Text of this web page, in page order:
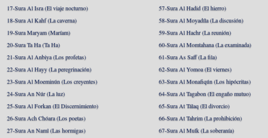
17-Sura Al Isra (El viaje nocturno)
18-Sura Al Kahf (La caverna)
19-Sura Maryam (Maríam)
20-Sura Ta Ha (Ta Ha)
21-Sura Al Anbiya (Los profetas)
22-Sura Al Hayy (La peregrinación)
23-Sura Al Moeminún (Los creyentes)
24-Sura An Núr (La luz)
25-Sura Al Forkan (El Discernimiento)
26-Sura Ach Chóara (Los poetas)
27-Sura An Naml (Las hormigas)
57-Sura Al Hadid (El hierro)
58-Sura Al Moyadíla (La discusión)
59-Sura Al Hachr (La reunión)
60-Sura Al Momtahana (La examinada)
61-Sura As Saff (La fila)
62-Sura Al Yomoa (El viernes)
63-Sura Al Monafiqún (Los hipócritas)
64-Sura At Tagabon (El engaño mutuo)
65-Sura At Tálaq (El divorcio)
66-Sura At Tahrim (La prohibición)
67-Sura Al Mulk (La soberanía)